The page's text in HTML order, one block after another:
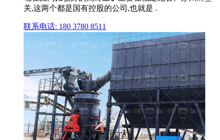
关,这两个都是国有控股的公司,也就是 .
联系电话: 180 3780 8511